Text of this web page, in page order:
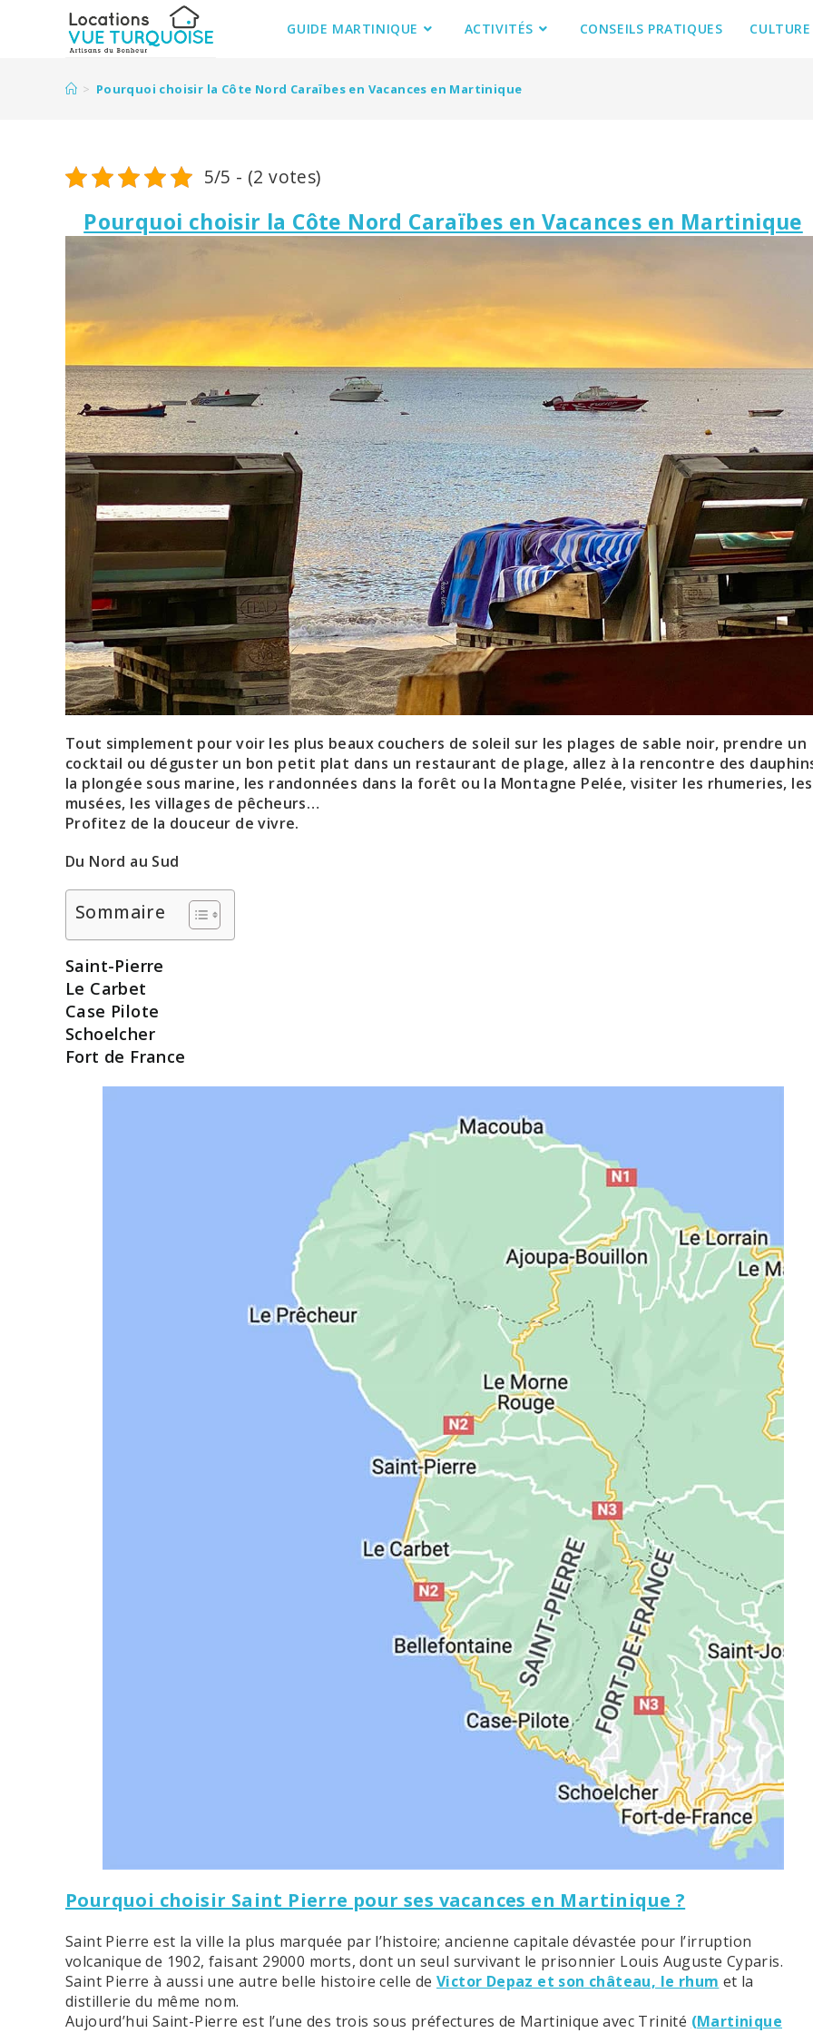
GUIDE MARTINIQUE ACTIVITÉS CONSEILS PRATIQUES CULTURE
> Pourquoi choisir la Côte Nord Caraïbes en Vacances en Martinique
5/5 - (2 votes)
Pourquoi choisir la Côte Nord Caraïbes en Vacances en Martinique
Tout simplement pour voir les plus beaux couchers de soleil sur les plages de sable noir, prendre un
cocktail ou déguster un bon petit plat dans un restaurant de plage, allez à la rencontre des
la plongée sous marine, les randonnées dans la forêt ou la Montagne Pelée, visiter les rhumeries, les
musées, les villages de pêcheurs…
Profitez de la douceur de vivre.
Du Nord au Sud
Sommaire
Saint-Pierre
Le Carbet
Case Pilote
Schoelcher
Fort de France
Pourquoi choisir Saint Pierre pour ses vacances en Martinique ?
Saint Pierre est la ville la plus marquée par l’histoire; ancienne capitale dévastée pour l’irruption
volcanique de 1902, faisant 29000 morts, dont un seul survivant le prisonnier Louis Auguste Cyparis.
Saint Pierre à aussi une autre belle histoire celle de Victor Depaz et son château, le rhum et la
distillerie du même nom.
Aujourd’hui Saint-Pierre est l’une des trois sous préfectures de Martinique avec Trinité (Martinique